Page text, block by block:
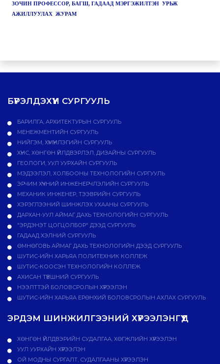
ЗОЧИН ПРОФЕССОР, БАГШ, ГАДААД МЭРГЭЖИЛТЭН УРЬЖ
АЖИЛЛУУЛАХ ЖУРАМ
БҮРЭЛДЭХҮҮН СУРГУУЛЬ
БАРИЛГА, АРХИТЕКТУРЫН СУРГУУЛЬ
МЕНЕЖМЕНТИЙН СУРГУУЛЬ
НИЙГЭМ, ХҮМҮҮНЛЭГИЙН СУРГУУЛЬ
ХҮНС, ХӨНГӨН ҮЙЛДВЭРЛЭЛ, ДИЗАЙНЫ СУРГУУЛЬ
ГЕОЛОГИ, УУЛ УУРХАЙН СУРГУУЛЬ
МЭДЭЭЛЭЛ, ХОЛБООНЫ ТЕХНОЛОГИЙН СУРГУУЛЬ
ЭРЧИМ ХҮЧНИЙ ИНЖЕНЕРЧЛЭЛИЙН СУРГУУЛЬ
МЕХАНИК ИНЖЕНЕР, ТЭЭВРИЙН СУРГУУЛЬ
ХЭРЭГЛЭЭНИЙ ШИНЖЛЭХ УХААНЫ СУРГУУЛЬ
ДАРХАН-УУЛ АЙМАГ ДАХЬ ТЕХНОЛОГИЙН СУРГУУЛЬ
"ЭРДЭНЭТ ЦОГЦОЛБОР" ДЭЭД СУРГУУЛЬ
ГАДААД ХЭЛНИЙ СУРГУУЛЬ
ӨМНӨГОВЬ АЙМАГ ДАХЬ ТЕХНОЛОГИЙН ДЭЭД СУРГУУЛЬ
ШУТИС-ИЙН ХАРЬЯА ПОЛИТЕХНИК КОЛЛЕЖ
ШУТИС-КООСЭН ТЕХНОЛОГИЙН КОЛЛЕЖ
АХИСАН ТҮВШНИЙ СУРГУУЛЬ
НЭЭЛТТЭЙ БОЛОВСРОЛЫН ХҮРЭЭЛЭН
ШУТИС-ИЙН ХАРЬЯА ЕРӨНХИЙ БОЛОВСРОЛЫН АХЛАХ СУРГУУЛЬ
ЭРДЭМ ШИНЖИЛГЭЭНИЙ ХҮРЭЭЛЭНГҮҮД
ХӨНГӨН ҮЙЛДВЭРИЙН СУДАЛГАА, ХӨГЖЛИЙН ХҮРЭЭЛЭН
УУЛ УУРХАЙН ХҮРЭЭЛЭН
ОЙ МОДНЫ СУРГАЛТ, СУДАЛГААНЫ ХҮРЭЭЛЭН